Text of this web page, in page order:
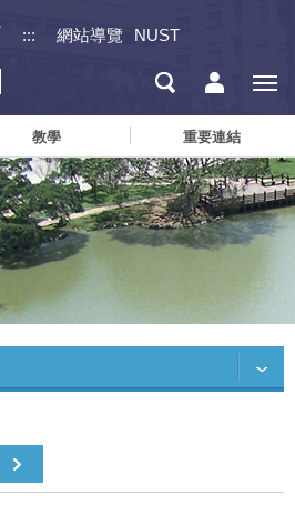
::: 網站導覽 NUST
教學 重要連結